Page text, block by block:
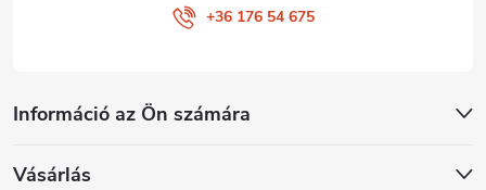
Információ az Ön számára
Vásárlás
+36 176 54 675